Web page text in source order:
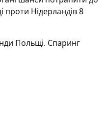
проти Нідерландів 8
Польщі. Спаринг